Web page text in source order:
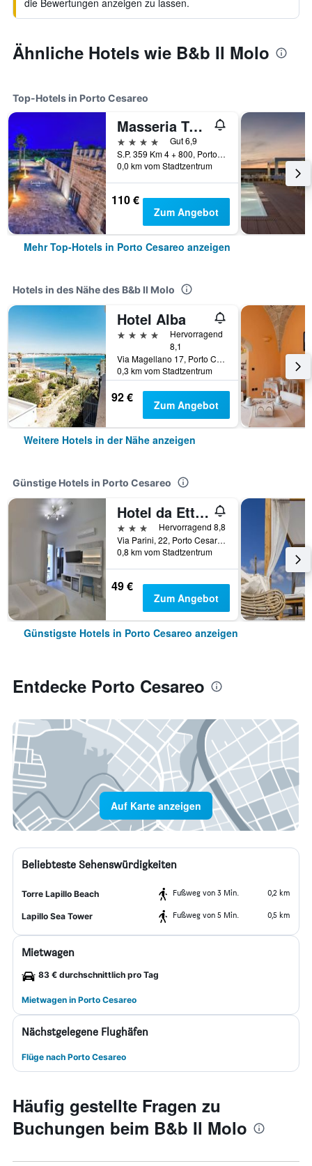
die Bewertungen anzeigen zu lassen.
Ähnliche Hotels wie B&b Il Molo
Top-Hotels in Porto Cesareo
Masseria Tenuta Quintino
4 Sterne
Gut 6,9
S.P. 359 Km 4 + 800, Porto Cesareo, Provinz Lecce, Italien
0,0 km vom Stadtzentrum
110 €
Zum Angebot
Mehr Top-Hotels in Porto Cesareo anzeigen
Hotels in des Nähe des B&b Il Molo
Hotel Alba
4 Sterne
Hervorragend
8,1
Via Magellano 17, Porto Cesareo, Provinz Lecce, Italien
0,3 km vom Stadtzentrum
92 € Zum Angebot
Weitere Hotels in der Nähe anzeigen
Günstige Hotels in Porto Cesareo
Hotel da Ettore
3 Sterne
Hervorragend 8,8
Via Parini, 22, Porto Cesareo, Provinz Lecce, Italien
0,8 km vom Stadtzentrum
49 €
Zum Angebot
Günstigste Hotels in Porto Cesareo anzeigen
Entdecke Porto Cesareo
Auf Karte anzeigen
Beliebteste Sehenswürdigkeiten
Torre Lapillo Beach Fußweg von 3 Min. 0,2 km
Lapillo Sea Tower Fußweg von 5 Min. 0,5 km
Mietwagen
83 € durchschnittlich pro Tag
Mietwagen in Porto Cesareo
Nächstgelegene Flughäfen
Flüge nach Porto Cesareo
Häufig gestellte Fragen zu
Buchungen beim B&b Il Molo